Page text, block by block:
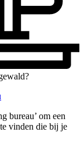
bureau’ om een
vinden die bij je